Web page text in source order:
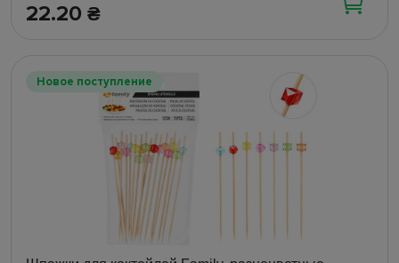
22.20 ₴
Новое поступление